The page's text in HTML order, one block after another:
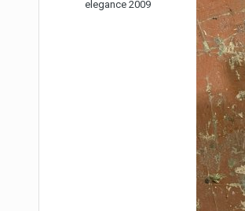
elegance 2009